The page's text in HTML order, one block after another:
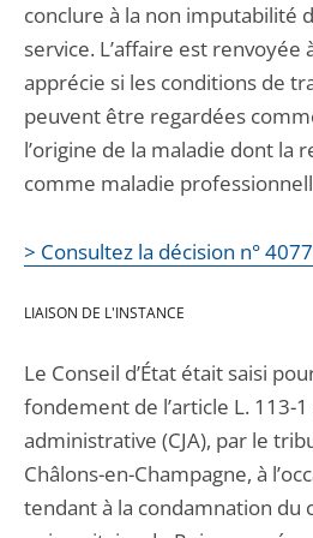
conclure à la non imputabilité
service. L’affaire est renvoyée
apprécie si les conditions de
peuvent être regardées
l’origine de la maladie dont la
comme maladie
> Consultez la décision n°
LIAISON DE L'INSTANCE
Le Conseil d’État était saisi
fondement de l’article L. 113-
administrative (CJA), par le
Châlons-en-Champagne, à
tendant à la condamnation du